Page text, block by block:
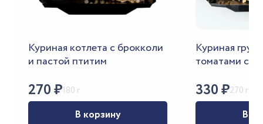
Куриная котлета с брокколи
и пастой птитим
270₽180 г
В корзину
Куриная
томатами с
330₽270 г
В